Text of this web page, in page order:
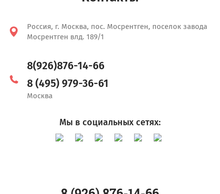
Россия, г. Москва, пос. Мосрентген, поселок завода
Мосрентген влд. 189/1
8(926)876-14-66
8 (495) 979-36-61
Москва
Мы в социальных сетях: